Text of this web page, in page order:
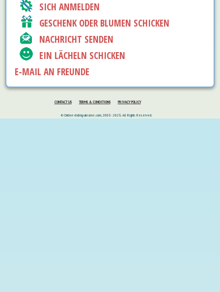
SICH ANMELDEN
GESCHENK ODER BLUMEN SCHICKEN
NACHRICHT SENDEN
EIN LÄCHELN SCHICKEN
E-MAIL AN FREUNDE
CONTACT US TERMS & CONDITIONS PRIVACY POLICY
© Online-dating-ukraine.com, 2006 - 2026. All Rights Reserved.